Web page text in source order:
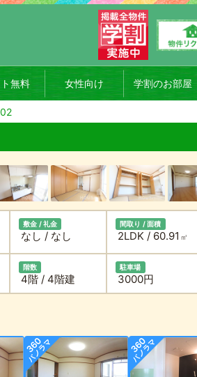
無料 女性向け 学割のお部屋
敷金 / 礼金
なし / なし
間取り / 面積
2LDK / 60.91 ㎡
階数
4階 / 4階建
駐車場
3000円